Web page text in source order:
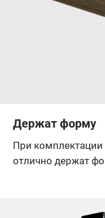
Держат форму
При
отлично держат